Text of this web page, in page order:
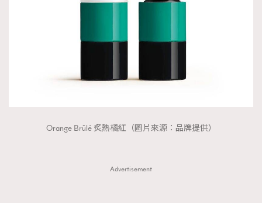
Orange Brûlé 炙熱橘紅（圖片來源：品牌提供）
Advertisement